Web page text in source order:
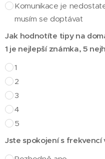
Komunikace je
musím se doptávat
Jak hodnotíte tipy na
1 je nejlepší známka, 5
1
2
3
4
5
Jste spokojení s frekvencí